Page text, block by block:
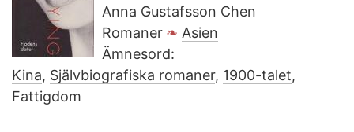
Anna Gustafsson Chen
Romaner
Asien
Ämnesord:
Kina, Självbiografiska romaner, 1900-talet,
Fattigdom